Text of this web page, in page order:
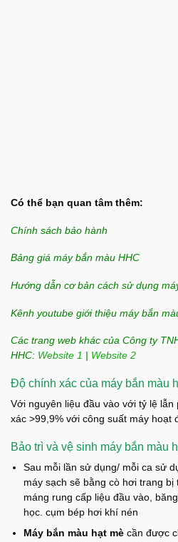
Có thể bạn quan tâm thêm:
Chính sách bảo hành
Bảng giá máy bắn màu HHC
Hướng dẫn cơ bản cách sử dụng
Kênh youtube giới thiệu máy bắn
Các trang web khác của Công ty
HHC: Website 1 Website 2
Độ chính xác của máy bắn màu
Với nguyên liệu đầu vào với tỷ lệ lẫn
xác >99,9% với công suất máy hoạt
Bảo trì và vệ sinh máy bắn màu
Sau mỗi lần sử dụng/ mỗi ca sử
máy sạch sẽ bằng cò hơi trang
máng rung cấp liệu đầu vào,
học. cụm bép hơi khí nén
Máy bắn màu hạt mècần được